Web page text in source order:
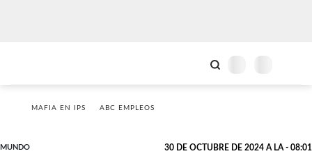
MAFIA EN IPS ABC EMPLEOS
MUNDO 30 DE OCTUBRE DE 2024 A LA - 08:01